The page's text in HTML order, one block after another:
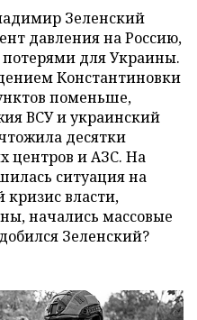
Зеленский
давления на Россию,
для Украины.
Константиновки
поменьше,
ВСУ и украинский
десятки
центров и АЗС. На
ситуация на
кризис власти,
начались массовые
Зеленский?